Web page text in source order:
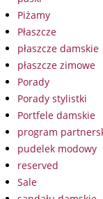
Piżamy
Płaszcze
płaszcze damskie
płaszcze zimowe
Porady
Porady stylistki
Portfele damskie
program
pudelek modowy
reserved
Sale